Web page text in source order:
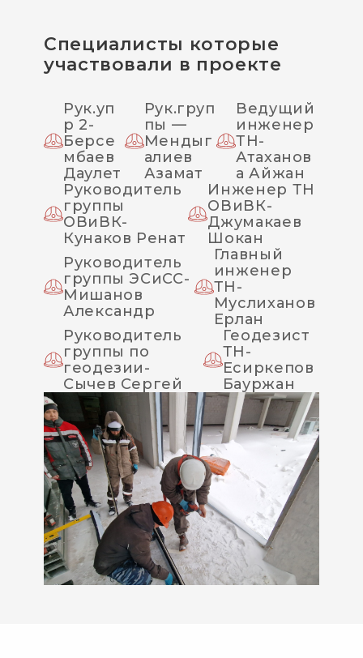
Специалисты которые
участвовали в проекте
Рук.уп
р 2-
Берсе
мбаев
Даулет
Рук.груп
пы —
Мендыг
алиев
Азамат
Ведущий
инженер
ТН-
Атаханов
а Айжан
Руководитель
группы
ОВиВК-
Кунаков Ренат
Инженер ТН
ОВиВК-
Джумакаев
Шокан
Руководитель
группы ЭСиСС-
Мишанов
Александр
Главный
инженер
ТН-
Муслиханов
Ерлан
Руководитель
группы по
геодезии-
Сычев Сергей
Геодезист
ТН-
Есиркепов
Бауржан